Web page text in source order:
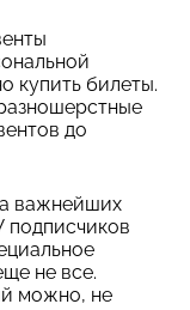
купить билеты.
до
важнейших
подписчиков
не все.
можно, не